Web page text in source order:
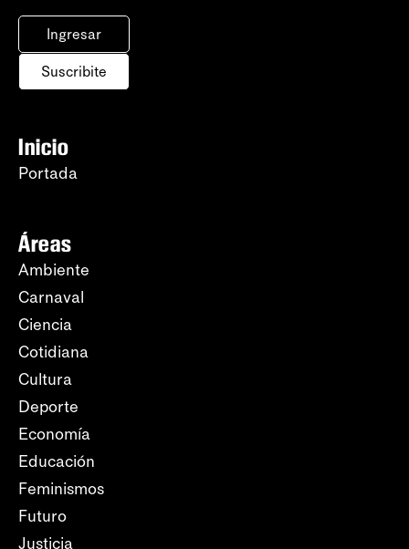
Ingresar
Suscribite
Inicio
Portada
Áreas
Ambiente
Carnaval
Ciencia
Cotidiana
Cultura
Deporte
Economía
Educación
Feminismos
Futuro
Justicia